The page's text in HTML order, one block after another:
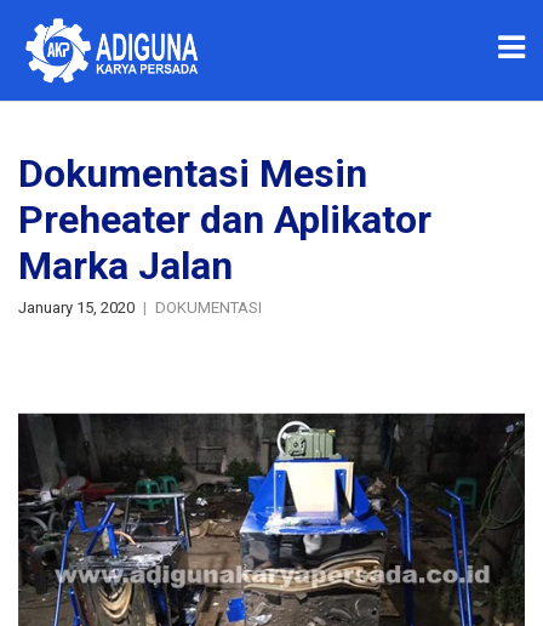
Dokumentasi Mesin
Preheater dan Aplikator
Marka Jalan
January 15, 2020 DOKUMENTASI